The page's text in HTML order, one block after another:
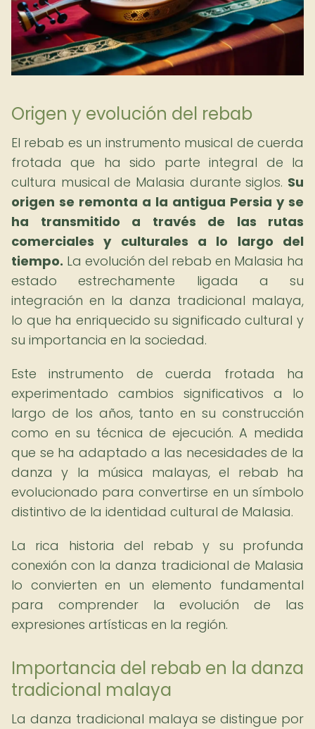
Origen y evolución del rebab
El rebab es un instrumento musical de cuerda
frotada que ha sido parte integral de la
cultura musical de Malasia durante siglos. Su
origen se remonta a la antigua Persia y se
ha transmitido a través de las rutas
comerciales y culturales a lo largo del
tiempo. La evolución del rebab en Malasia ha
estado estrechamente ligada a su
integración en la danza tradicional malaya,
lo que ha enriquecido su significado cultural y
su importancia en la sociedad.
Este instrumento de cuerda frotada ha
experimentado cambios significativos a lo
largo de los años, tanto en su construcción
como en su técnica de ejecución. A medida
que se ha adaptado a las necesidades de la
danza y la música malayas, el rebab ha
evolucionado para convertirse en un símbolo
distintivo de la identidad cultural de Malasia.
La rica historia del rebab y su profunda
conexión con la danza tradicional de Malasia
lo convierten en un elemento fundamental
para comprender la evolución de las
expresiones artísticas en la región.
Importancia del rebab en la danza
tradicional malaya
La danza tradicional malaya se distingue por